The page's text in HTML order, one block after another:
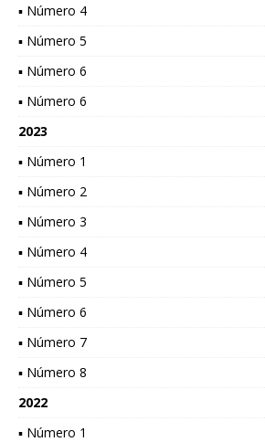
▪ Número 4
▪ Número 5
▪ Número 6
▪ Número 6
2023
▪ Número 1
▪ Número 2
▪ Número 3
▪ Número 4
▪ Número 5
▪ Número 6
▪ Número 7
▪ Número 8
2022
▪ Número 1